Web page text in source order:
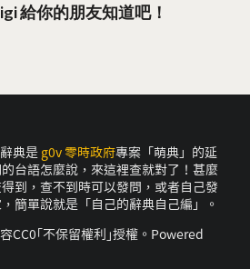
給你的朋友知道吧！
典是 g0v 零時政府專案「萌典」的延
台語怎麼說，來這裡查就對了！甚麼
到，查不到時可以發問，或者自己發
簡單說就是「自己的辭典自己編」。
CC0｢不保留權利｣授權。Powered